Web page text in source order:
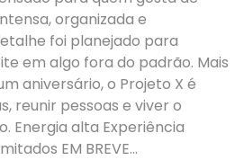
organizada e
foi planejado para
em algo fora do padrão. Mais
aniversário, o Projeto X é
reunir pessoas e viver o
Energia alta Experiência
EM BREVE…